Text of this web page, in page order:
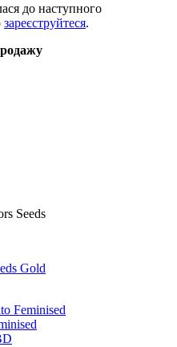
до наступного
зареєструйтеся.
Seeds
Gold
Feminised